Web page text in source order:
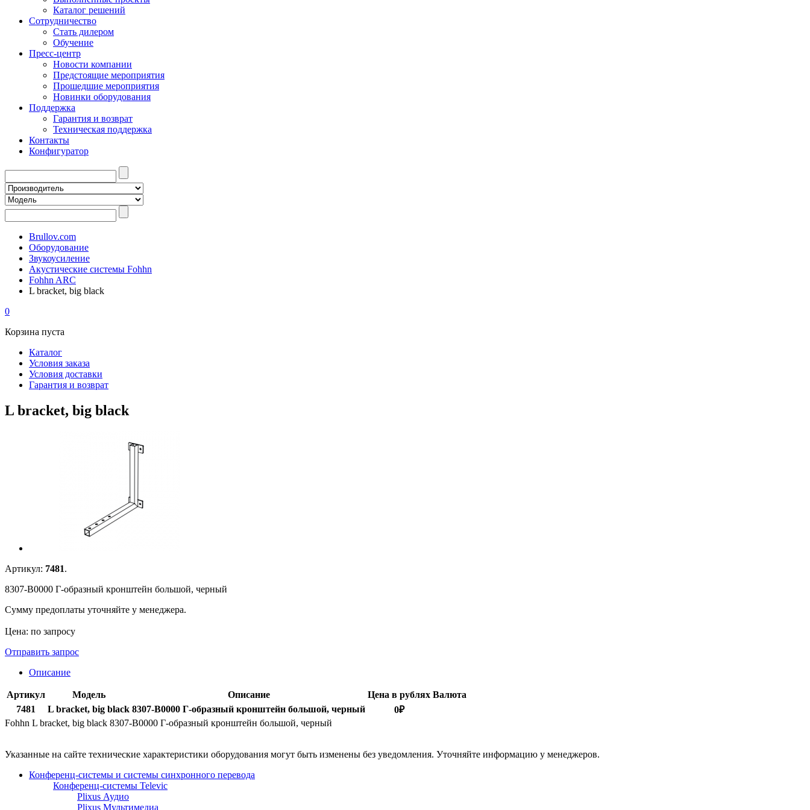
Каталог решений
Сотрудничество
Стать дилером
Обучение
Пресс-центр
Новости компании
Предстоящие мероприятия
Прошедшие мероприятия
Новинки оборудования
Поддержка
Гарантия и возврат
Техническая поддержка
Контакты
Конфигуратор
Brullov.com
Оборудование
Звукоусиление
Акустические системы Fohhn
Fohhn ARC
L bracket, big black
0
Корзина пуста
Каталог
Условия заказа
Условия доставки
Гарантия и возврат
L bracket, big black
Артикул: 7481.
8307-B0000 Г-образный кронштейн большой, черный
Сумму предоплаты уточняйте у менеджера.
Цена: по запросу
Отправить запрос
Описание
Артикул Модель Описание Цена в рублях Валюта
7481
L bracket, big black 8307-B0000 Г-образный кронштейн большой, черный 0₽
Fohhn L bracket, big black 8307-B0000 Г-образный кронштейн большой, черный
Указанные на сайте технические характеристики оборудования могут быть изменены без уведомления. Уточняйте информацию у менеджеров.
Конференц-системы и системы синхронного перевода
Конференц-системы Televic
Plixus Аудио
Plixus Мультимедиа